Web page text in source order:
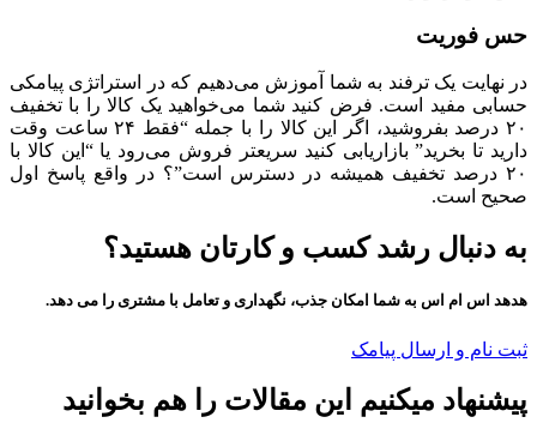
حس فوریت
در نهایت یک ترفند به شما آموزش می‌دهیم که در استراتژی پیامکی
حسابی مفید است. فرض کنید شما می‌خواهید یک کالا را با تخفیف
۲۰ درصد بفروشید، اگر این کالا را با جمله “فقط ۲۴ ساعت وقت
دارید تا بخرید” بازاریابی کنید سریعتر فروش می‌رود یا “این کالا با
۲۰ درصد تخفیف همیشه در دسترس است”؟ در واقع پاسخ اول
صحیح است.
به دنبال رشد کسب و کارتان هستید؟
هدهد اس ام اس به شما امکان جذب، نگهداری و تعامل با مشتری را می دهد.
ثبت نام و ارسال پیامک
پیشنهاد میکنیم این مقالات را هم بخوانید